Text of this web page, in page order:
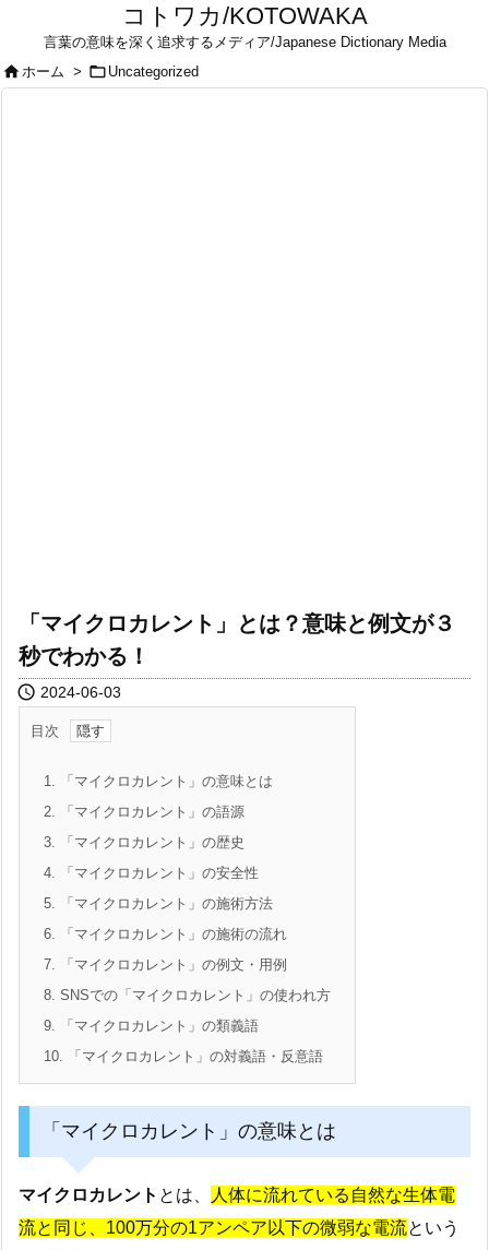
コトワカ/KOTOWAKA
言葉の意味を深く追求するメディア/Japanese Dictionary Media
ホーム >  Uncategorized
「マイクロカレント」とは？意味と例文が３
秒でわかる！
 2024-06-03
目次
1. 「マイクロカレント」の意味とは
2. 「マイクロカレント」の語源
3. 「マイクロカレント」の歴史
4. 「マイクロカレント」の安全性
5. 「マイクロカレント」の施術方法
6. 「マイクロカレント」の施術の流れ
7. 「マイクロカレント」の例文・用例
8. SNSでの「マイクロカレント」の使われ方
9. 「マイクロカレント」の類義語
10. 「マイクロカレント」の対義語・反意語
「マイクロカレント」の意味とは
マイクロカレント とは、
人体に流れている自然な生体電
流と同じ、100万分の1アンペア以下の微弱な電流という